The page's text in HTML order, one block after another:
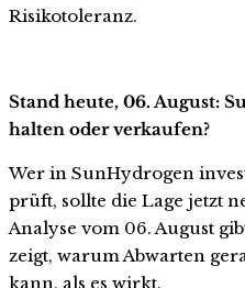
Risikotoleranz.
Stand heute, 06. August:
halten oder verkaufen?
Wer in SunHydrogen
prüft, sollte die Lage jetzt
Analyse vom 06. August
zeigt, warum Abwarten
kann, als es wirkt.